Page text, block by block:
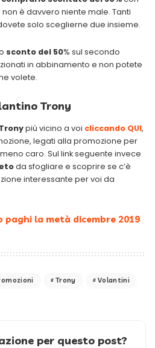
è davvero niente male. Tanti
solo sceglierne due insieme.
sconto del 50% sul secondo
in abbinamento e non potete
volete.
Trony
più vicino a voi cliccando QUI,
legati alla promozione per
caro. Sul link seguente invece
da sfogliare e scoprire se c’è
interessante per voi da
paghi la metà dicembre 2019
Trony
Volantini
per questo post?